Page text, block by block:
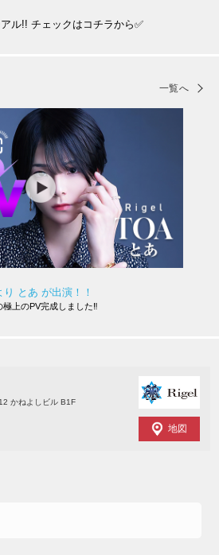
ル!! チェックはコチラから✅
一覧へ
とあ が出演！！
上のPV完成しました‼︎
かねよしビル B1F
地図